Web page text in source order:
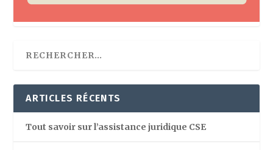
ARTICLES RÉCENTS
Tout savoir sur l’assistance juridique CSE